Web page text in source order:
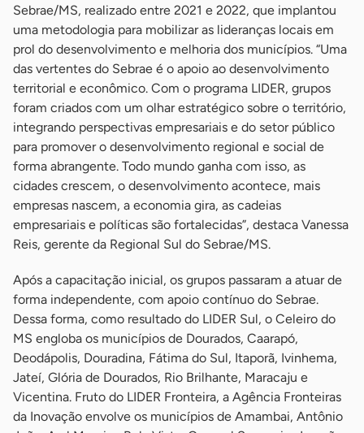
Sebrae/MS, realizado entre 2021 e 2022, que implantou
uma metodologia para mobilizar as lideranças locais em
prol do desenvolvimento e melhoria dos municípios. “Uma
das vertentes do Sebrae é o apoio ao desenvolvimento
territorial e econômico. Com o programa LIDER, grupos
foram criados com um olhar estratégico sobre o território,
integrando perspectivas empresariais e do setor público
para promover o desenvolvimento regional e social de
forma abrangente. Todo mundo ganha com isso, as
cidades crescem, o desenvolvimento acontece, mais
empresas nascem, a economia gira, as cadeias
empresariais e políticas são fortalecidas”, destaca Vanessa
Reis, gerente da Regional Sul do Sebrae/MS.
Após a capacitação inicial, os grupos passaram a atuar de
forma independente, com apoio contínuo do Sebrae.
Dessa forma, como resultado do LIDER Sul, o Celeiro do
MS engloba os municípios de Dourados, Caarapó,
Deodápolis, Douradina, Fátima do Sul, Itaporã, Ivinhema,
Jateí, Glória de Dourados, Rio Brilhante, Maracaju e
Vicentina. Fruto do LIDER Fronteira, a Agência Fronteiras
da Inovação envolve os municípios de Amambai, Antônio